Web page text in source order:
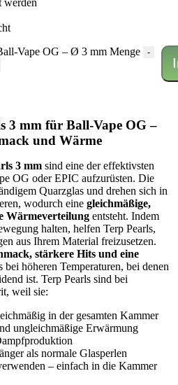
Vape OG – Ø 3 mm Menge
-
3 mm für Ball-Vape OG –
und Wärme
3 mm sind eine der effektivsten
OG oder EPIC aufzurüsten. Die
Quarzglas und drehen sich in
wodurch eine gleichmäßige,
Wärmeverteilung entsteht. Indem
halten, helfen Terp Pearls,
aus Ihrem Material freizusetzen.
stärkere Hits und eine
bei höheren Temperaturen, bei denen
ist. Terp Pearls sind bei
weil sie:
in der gesamten Kammer
ungleichmäßige Erwärmung
als normale Glasperlen
– einfach in die Kammer